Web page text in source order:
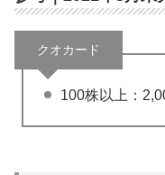
クオカード
100株以上：